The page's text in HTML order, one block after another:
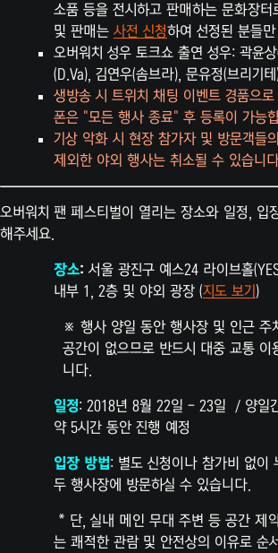
소품 등을 전시하고 판매하는 문화장터
및 판매는 사전 신청하여 선정된 분들
오버워치 성우 토크쇼 출연 성우: 곽윤상
(D.Va), 김연우(솜브라), 문유정(브리기
생방송 시 트위치 채팅 이벤트 경품으
폰은 "모든 행사 종료" 후 등록이 가능
기상 악화 시 현장 참가자 및 방문객들
제외한 야외 행사는 취소될 수 있습니
오버워치 팬 페스티벌이 열리는 장소와 일정, 입
해주세요.
장소: 서울 광진구 예스24 라이브홀
내부 1, 2층 및 야외 광장 (지도 보기 )
※ 행사 양일 동안 행사장 및 인근 주
공간이 없으므로 반드시 대중 교통 이
니다.
일정: 2018년 8월 22일 – 23일 / 양일
약 5시간 동안 진행 예정
입장 방법: 별도 신청이나 참가비 없이
두 행사장에 방문하실 수 있습니다.
* 단, 실내 메인 무대 주변 등 공간 제
는 쾌적한 관람 및 안전상의 이유로 순